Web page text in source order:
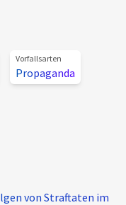
Vorfallsarten
Propaganda
von Straftaten im